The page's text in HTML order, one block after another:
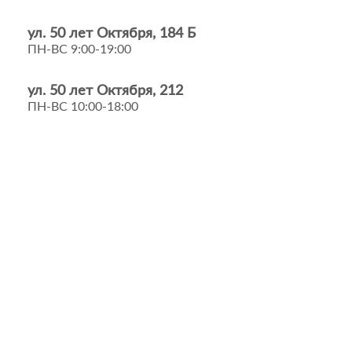
ул. 50 лет Октября, 184 Б
ПН-ВС 9:00-19:00
ул. 50 лет Октября, 212
ПН-ВС 10:00-18:00